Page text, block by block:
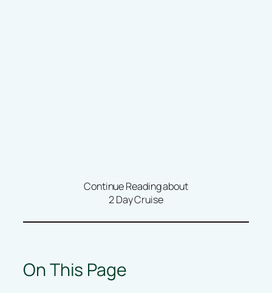
Continue Reading about
2 Day Cruise
On This Page